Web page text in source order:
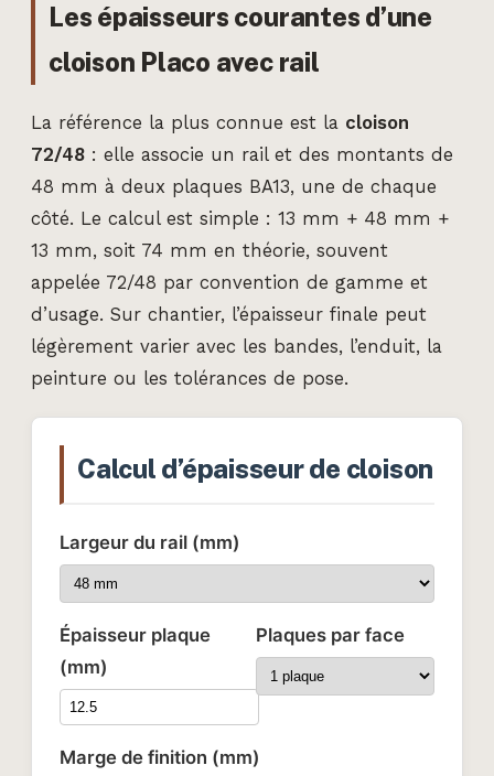
Les épaisseurs courantes d’une
cloison Placo avec rail
La référence la plus connue est la cloison
72/48 : elle associe un rail et des montants de
48 mm à deux plaques BA13, une de chaque
côté. Le calcul est simple : 13 mm + 48 mm +
13 mm, soit 74 mm en théorie, souvent
appelée 72/48 par convention de gamme et
d’usage. Sur chantier, l’épaisseur finale peut
légèrement varier avec les bandes, l’enduit, la
peinture ou les tolérances de pose.
Calcul d’épaisseur de cloison
Largeur du rail (mm)
Épaisseur plaque
(mm)
Plaques par face
Marge de finition (mm)